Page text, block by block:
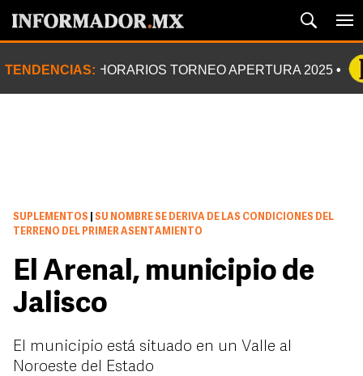
TENDENCIAS: HORARIOS TORNEO APERTURA 2025
SUPLEMENTOS
SU NOMBRE SE DERIVA DE LAS CONDICIONES DEL
TERRENO DEL PRIMER ASENTAMIENTO
El Arenal, municipio de
Jalisco
El municipio está situado en un Valle al
Noroeste del Estado